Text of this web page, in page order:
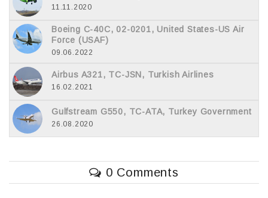
11.11.2020
Boeing C-40C, 02-0201, United States-US Air
Force (USAF)
09.06.2022
Airbus A321, TC-JSN, Turkish Airlines
16.02.2021
Gulfstream G550, TC-ATA, Turkey Government
26.08.2020
0 Comments